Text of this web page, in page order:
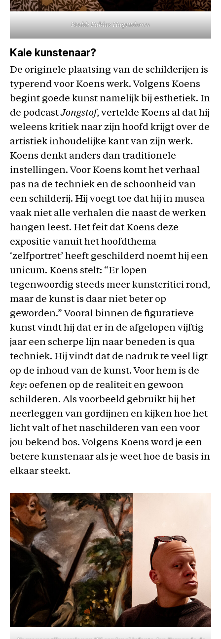
Beeld: Fabius Hagendoorn
Kale kunstenaar?
De originele plaatsing van de schilderijen is
typerend voor Koens werk. Volgens Koens
begint goede kunst namelijk bij esthetiek. In
de podcastJongstof, vertelde Koens al dat hij
weleens kritiek naar zijn hoofd krijgt over de
artistiek inhoudelijke kant van zijn werk.
Koens denkt anders dan traditionele
instellingen. Voor Koens komt het verhaal
pas na de techniek en de schoonheid van
een schilderij. Hij voegt toe dat hij in musea
vaak niet alle verhalen die naast de werken
hangen leest. Het feit dat Koens deze
expositie vanuit het hoofdthema
‘zelfportret’ heeft geschilderd noemt hij een
unicum. Koens stelt: “Er lopen
tegenwoordig steeds meer kunstcritici rond,
maar de kunst is daar niet beter op
geworden.” Vooral binnen de figuratieve
kunst vindt hij dat er in de afgelopen vijftig
jaar een scherpe lijn naar beneden is qua
techniek. Hij vindt dat de nadruk te veel ligt
op de inhoud van de kunst. Voor hem is de
key: oefenen op de realiteit en gewoon
schilderen. Als voorbeeld gebruikt hij het
neerleggen van gordijnen en kijken hoe het
licht valt of het naschilderen van een voor
jou bekend bos. Volgens Koens word je een
betere kunstenaar als je weet hoe de basis in
elkaar steekt.